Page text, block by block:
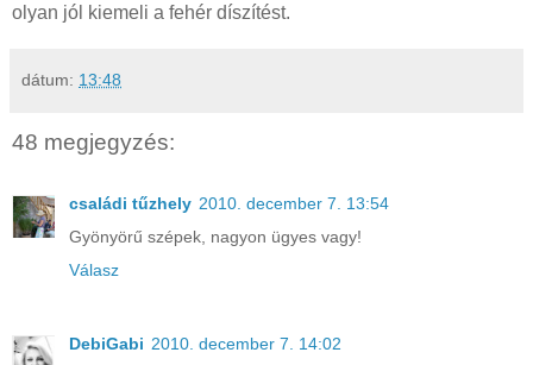
olyan jól kiemeli a fehér díszítést.
dátum: 13:48
48 megjegyzés:
családi tűzhely 2010. december 7. 13:54
Gyönyörű szépek, nagyon ügyes vagy!
Válasz
DebiGabi 2010. december 7. 14:02